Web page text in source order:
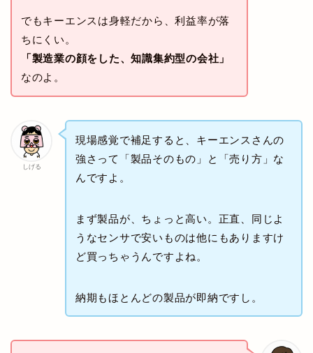
でもキーエンスは身軽だから、利益率が落
ちにくい。
「製造業の顔をした、知識集約型の会社」
なのよ。
しげる
現場感覚で補足すると、キーエンスさんの
強さって「製品そのもの」と「売り方」な
んですよ。
まず製品が、ちょっと高い。正直、同じよ
うなセンサで安いものは他にもありますけ
ど買っちゃうんですよね。
納期もほとんどの製品が即納ですし。